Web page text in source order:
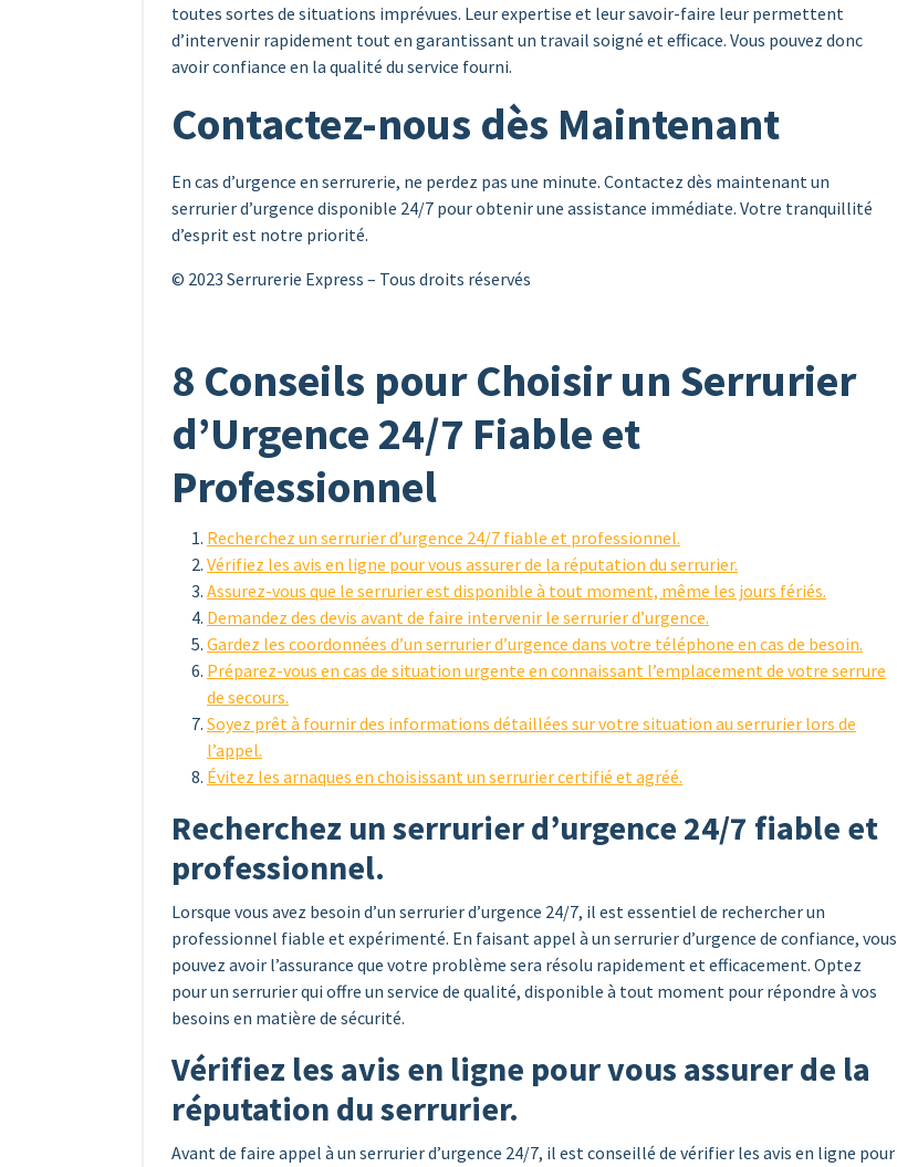
toutes sortes de situations imprévues. Leur expertise et leur savoir-faire leur permettent
d’intervenir rapidement tout en garantissant un travail soigné et efficace. Vous pouvez donc
avoir confiance en la qualité du service fourni.
Contactez-nous dès Maintenant
En cas d’urgence en serrurerie, ne perdez pas une minute. Contactez dès maintenant un
serrurier d’urgence disponible 24/7 pour obtenir une assistance immédiate. Votre tranquillité
d’esprit est notre priorité.
© 2023 Serrurerie Express – Tous droits réservés
8 Conseils pour Choisir un Serrurier
d’Urgence 24/7 Fiable et
Professionnel
Recherchez un serrurier d’urgence 24/7 fiable et professionnel.
Vérifiez les avis en ligne pour vous assurer de la réputation du serrurier.
Assurez-vous que le serrurier est disponible à tout moment, même les jours fériés.
Demandez des devis avant de faire intervenir le serrurier d’urgence.
Gardez les coordonnées d’un serrurier d’urgence dans votre téléphone en cas de besoin.
Préparez-vous en cas de situation urgente en connaissant l’emplacement de votre serrure
de secours.
Soyez prêt à fournir des informations détaillées sur votre situation au serrurier lors de
l’appel.
Évitez les arnaques en choisissant un serrurier certifié et agréé.
Recherchez un serrurier d’urgence 24/7 fiable et
professionnel.
Lorsque vous avez besoin d’un serrurier d’urgence 24/7, il est essentiel de rechercher un
professionnel fiable et expérimenté. En faisant appel à un serrurier d’urgence de confiance, vous
pouvez avoir l’assurance que votre problème sera résolu rapidement et efficacement. Optez
pour un serrurier qui offre un service de qualité, disponible à tout moment pour répondre à vos
besoins en matière de sécurité.
Vérifiez les avis en ligne pour vous assurer de la
réputation du serrurier.
Avant de faire appel à un serrurier d’urgence 24/7, il est conseillé de vérifier les avis en ligne pour